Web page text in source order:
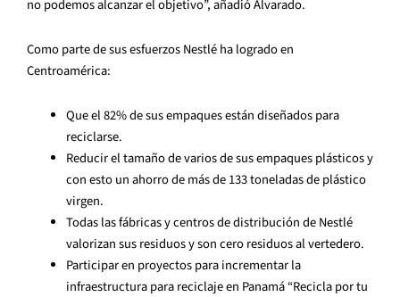
no podemos alcanzar el objetivo”, añadió Alvarado.
Como parte de sus esfuerzos Nestlé ha logrado en
Centroamérica:
Que el 82% de sus empaques están diseñados para
reciclarse.
Reducir el tamaño de varios de sus empaques plásticos y
con esto un ahorro de más de 133 toneladas de plástico
virgen.
Todas las fábricas y centros de distribución de Nestlé
valorizan sus residuos y son cero residuos al vertedero.
Participar en proyectos para incrementar la
infraestructura para reciclaje en Panamá “Recicla por tu